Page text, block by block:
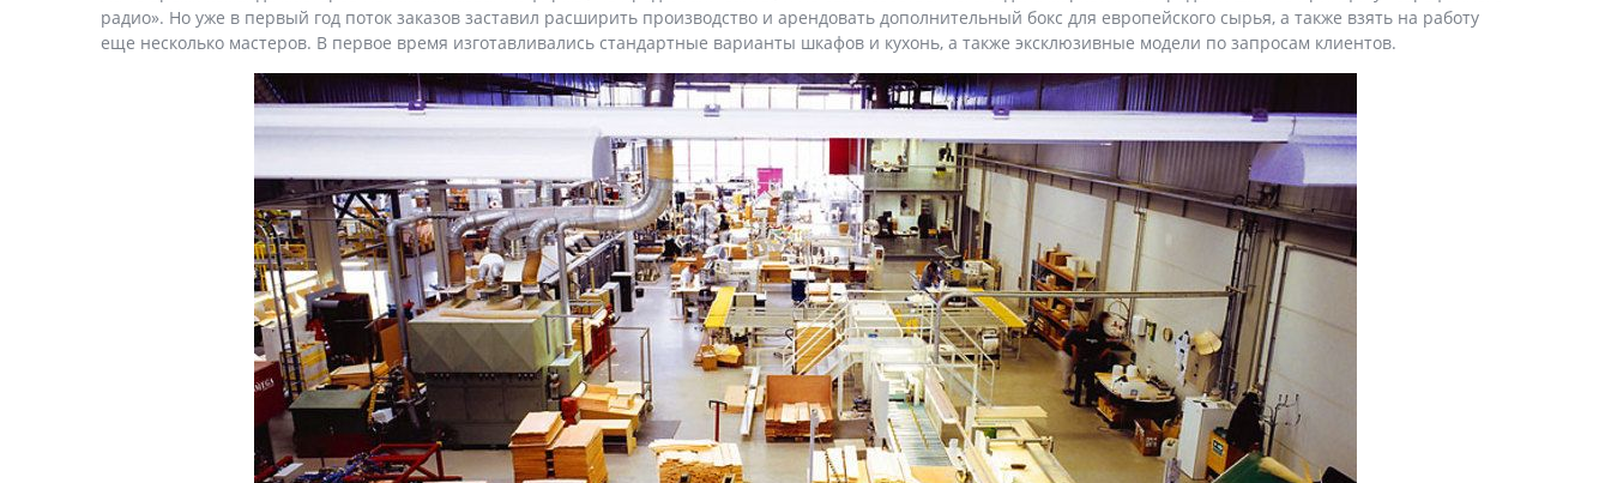
радио». Но уже в первый год поток заказов заставил расширить производство и арендовать дополнительный бокс для европейского сырья, а также взять на работу
еще несколько мастеров. В первое время изготавливались стандартные варианты шкафов и кухонь, а также эксклюзивные модели по запросам клиентов.